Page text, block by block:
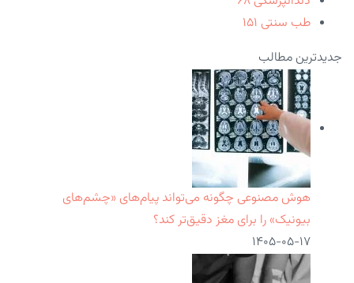
طب سنتی ۱۵۱
جدیدترین مطالب
هوش مصنوعی چگونه می‌تواند پیام‌های «چشم‌های
بیونیک» را برای مغز دقیق‌تر کند؟
۱۴۰۵-۰۵-۱۷